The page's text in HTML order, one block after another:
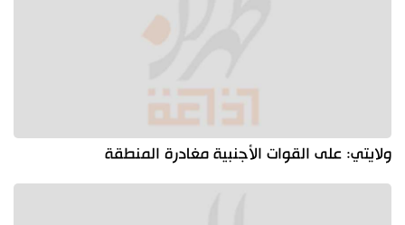
ولايتي: على القوات الأجنبية مغادرة المنطقة